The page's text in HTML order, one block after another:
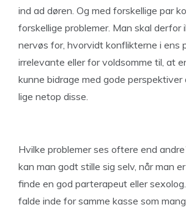
ind ad døren. Og med forskellige par
forskellige problemer. Man skal derfor
nervøs for, hvorvidt konflikterne i ens
irrelevante eller for voldsomme til, at
kunne bidrage med gode perspektiver
lige netop disse.
Hvilke problemer ses oftere end
kan man godt stille sig selv, når man
finde en god parterapeut eller
falde inde for samme kasse som